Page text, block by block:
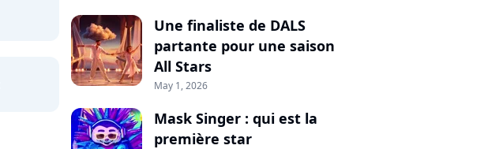
Une finaliste de DALS
partante pour une saison
All Stars
May 1, 2026
Mask Singer : qui est la
première star